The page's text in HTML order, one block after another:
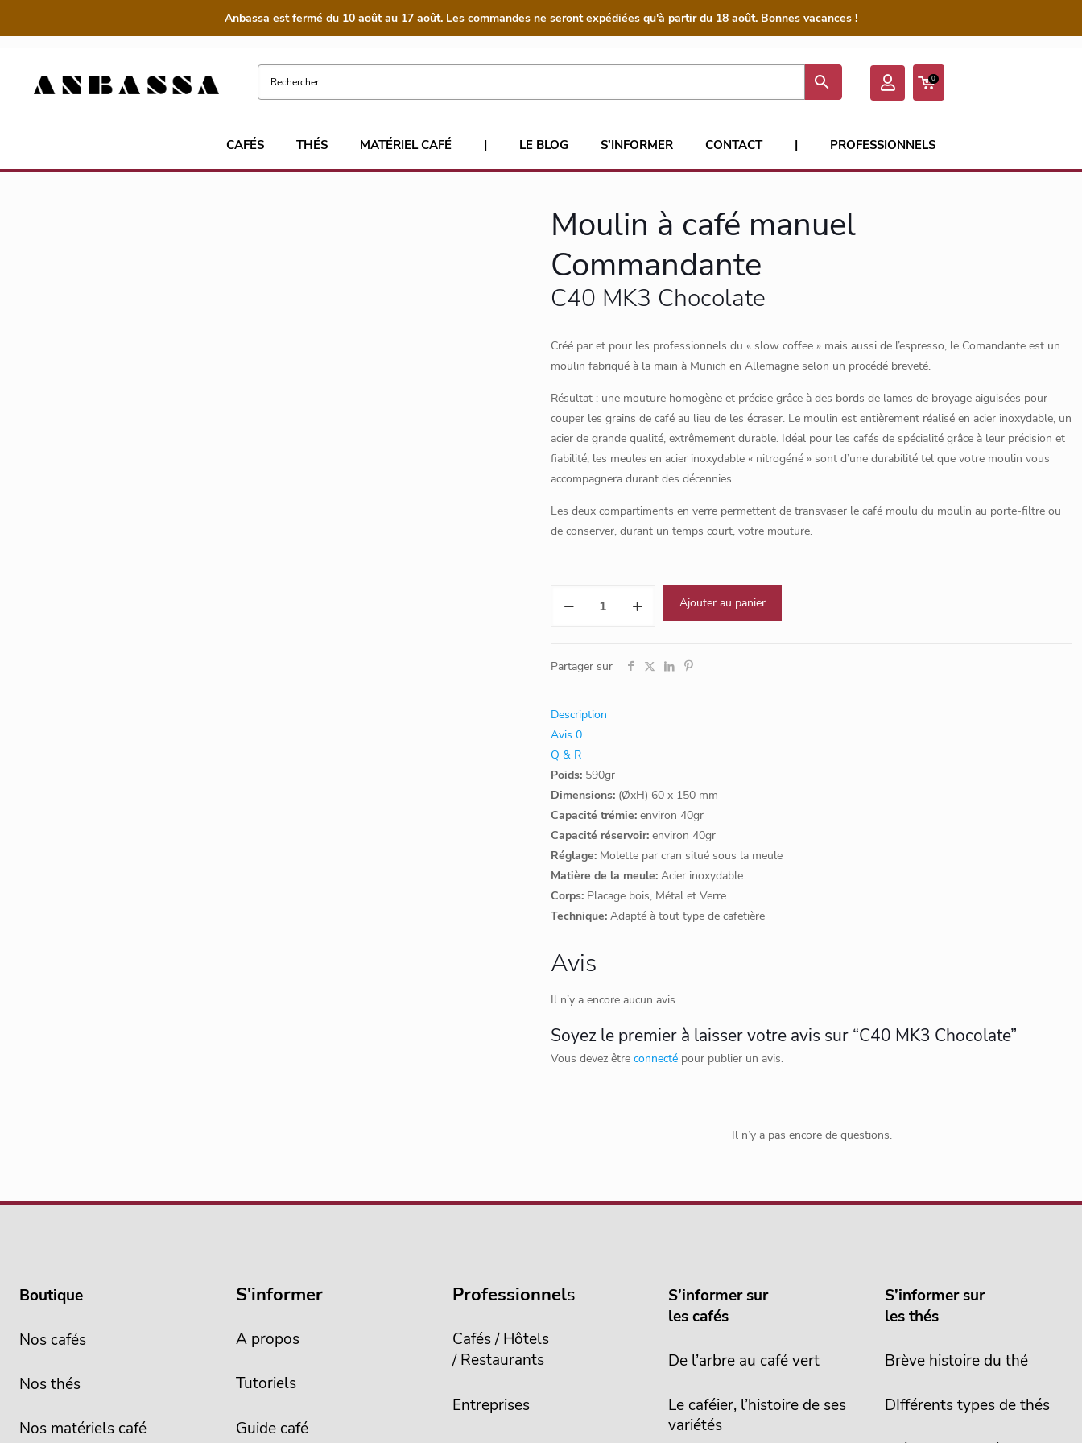
Anbassa est fermé du 10 août au 17 août. Les commandes ne seront expédiées qu'à partir du 18 août. Bonnes vacances !
CAFÉS THÉS MATÉRIEL CAFÉ | LE BLOG S’INFORMER CONTACT | PROFESSIONNELS
0
Moulin à café manuel
Commandante
C40 MK3 Chocolate
Créé par et pour les professionnels du « slow coffee » mais aussi de l’espresso, le Comandante est un
moulin fabriqué à la main à Munich en Allemagne selon un procédé breveté.
Résultat : une mouture homogène et précise grâce à des bords de lames de broyage aiguisées pour
couper les grains de café au lieu de les écraser. Le moulin est entièrement réalisé en acier inoxydable, un
acier de grande qualité, extrêmement durable. Idéal pour les cafés de spécialité grâce à leur précision et
fiabilité, les meules en acier inoxydable « nitrogéné » sont d’une durabilité tel que votre moulin vous
accompagnera durant des décennies.
Les deux compartiments en verre permettent de transvaser le café moulu du moulin au porte-filtre ou
de conserver, durant un temps court, votre mouture.
Chocolate
Ajouter au panier
Partager sur
Description
Avis 0
Q & R
Poids: 590gr
Dimensions: (ØxH) 60 x 150 mm
Capacité trémie: environ 40gr
Capacité réservoir: environ 40gr
Réglage: Molette par cran situé sous la meule
Matière de la meule: Acier inoxydable
Corps: Placage bois, Métal et Verre
Technique: Adapté à tout type de cafetière
Avis
Il n’y a encore aucun avis
Soyez le premier à laisser votre avis sur “C40 MK3 Chocolate”
Vous devez être connecté pour publier un avis.
Il n’y a pas encore de questions.
Boutique
Nos cafés
Nos thés
Nos matériels café
S'informer
A propos
Tutoriels
Guide café
Professionnels
Cafés / Hôtels
/ Restaurants
Entreprises
S’informer sur
les cafés
De l’arbre au café vert
Le caféier, l’histoire de ses
variétés
S’informer sur
les thés
Brève histoire du thé
DIfférents types de thés